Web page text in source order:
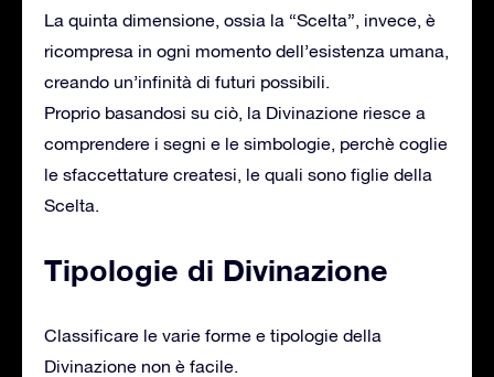
La quinta dimensione, ossia la “Scelta”, invece, è
ricompresa in ogni momento dell’esistenza umana,
creando un’infinità di futuri possibili.
Proprio basandosi su ciò, la Divinazione riesce a
comprendere i segni e le simbologie, perchè coglie
le sfaccettature createsi, le quali sono figlie della
Scelta.
Tipologie di Divinazione
Classificare le varie forme e tipologie della
Divinazione non è facile.